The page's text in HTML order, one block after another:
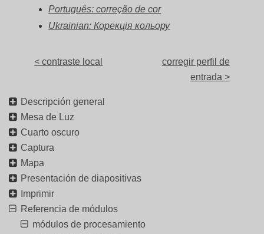
Português: correção de cor
Ukrainian: Корекція кольору
< contraste local
corregir perfil de
entrada >
Descripción general
Mesa de Luz
Cuarto oscuro
Captura
Mapa
Presentación de diapositivas
Imprimir
Referencia de módulos
módulos de procesamiento